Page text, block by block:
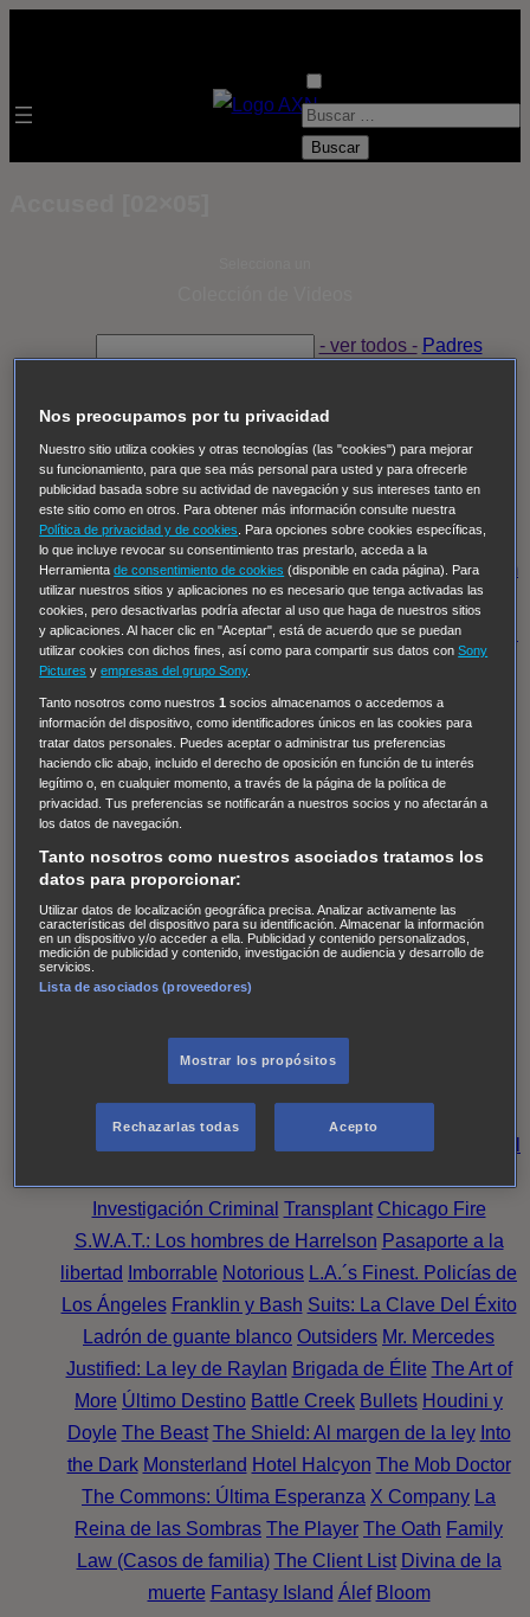
B
- ver todos - Padres
Despedida Salvaje Despedida Salvaje
Thomas, el ojo del FBI
Pan Am
Dawson crece
Insomnia El Guardián The Blacklist Cinco en familia
Hudson & Rex Diez libras y un sueño Mr Loverman
Regreso al futuro III NUEVE CUERPOS Los últimos
caballeros Tormenta infinita Sing Street Cobra Kai
Tom
y Lola High Country Los casos de Susan Ryeland:
Moonflower Murders Twisted Metal Mentes Criminales:
Evolution Terapia de Choque
Hailey Dean Without Sin: Libre de Culpa Morbius
NCIS: Nueva Orleans Pandora En fuera de juego
The Shield: Al margen de la ley Duplicated Preacher
The Killing Kind Intersecciones DOC Bite Club
Chicago Fire
de personas desaparecidas Mad Dogs La Sustituta
Ladrón de guante blanco
AXN Masters of Sex Three PinesAccused CarterAlice
Nevers Crossing Lines Einstein Sobrenatural Cómo
defender a un asesino
Reckoning: Ajuste de Cuentas
Wild Bill Mentes Criminales
Investigación Criminal Transplant Chicago Fire
S.W.A.T.: Los hombres de Harrelson Pasaporte a la
libertad
Imborrable Notorious L.A.´s Finest. Policías de
Los Ángeles Franklin y Bash Suits: La Clave Del Éxito
Ladrón de guante blanco Outsiders Mr. Mercedes
Justified: La ley de Raylan Brigada de Élite The Art of
More Último Destino Battle Creek Bullets Houdini y
Doyle The Beast The Shield: Al margen de la ley Into
the Dark Monsterland Hotel Halcyon The Mob Doctor
The Commons: Última Esperanza X Company La
Reina de las Sombras The Player The Oath Family
Law (Casos de familia) The Client List Divina de la
muerte Fantasy Island Álef Bloom
Nos preocupamos por tu privacidad
Nuestro sitio utiliza cookies y otras tecnologías (las "cookies") para mejorar
su funcionamiento, para que sea más personal para usted y para ofrecerle
publicidad basada sobre su actividad de navegación y sus intereses tanto en
este sitio como en otros. Para obtener más información consulte nuestra
Política de privacidad y de cookies
. Para opciones sobre cookies específicas,
lo que incluye revocar su consentimiento tras prestarlo, acceda a la
Herramientade consentimiento de cookies (disponible en cada página). Para
utilizar nuestros sitios y aplicaciones no es necesario que tenga activadas las
cookies, pero desactivarlas podría afectar al uso que haga de nuestros sitios
y aplicaciones. Al hacer clic en "Aceptar", está de acuerdo que se puedan
utilizar cookies con dichos fines, así como para compartir sus datos conSony
Pictures yempresas del grupo Sony.
Tanto nosotros como nuestros1 socios almacenamos o accedemos a
información del dispositivo, como identificadores únicos en las cookies para
tratar datos personales. Puedes aceptar o administrar tus preferencias
haciendo clic abajo, incluido el derecho de oposición en función de tu interés
legítimo o, en cualquier momento, a través de la página de la política de
privacidad. Tus preferencias se notificarán a nuestros socios y no afectarán a
los datos de navegación.
Tanto nosotros como nuestros asociados tratamos los
datos para proporcionar:
Utilizar datos de localización geográfica precisa. Analizar activamente las
características del dispositivo para su identificación. Almacenar la información
en un dispositivo y/o acceder a ella. Publicidad y contenido personalizados,
medición de publicidad y contenido, investigación de audiencia y desarrollo de
servicios.
Lista de asociados (proveedores)
Mostrar los propósitos
Rechazarlas todas Acepto